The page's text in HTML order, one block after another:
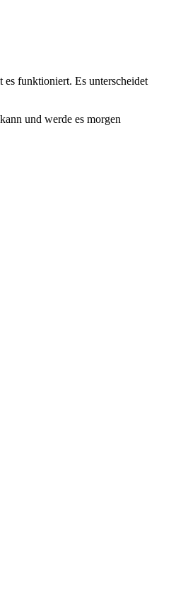
funktioniert. Es unterscheidet
und werde es morgen